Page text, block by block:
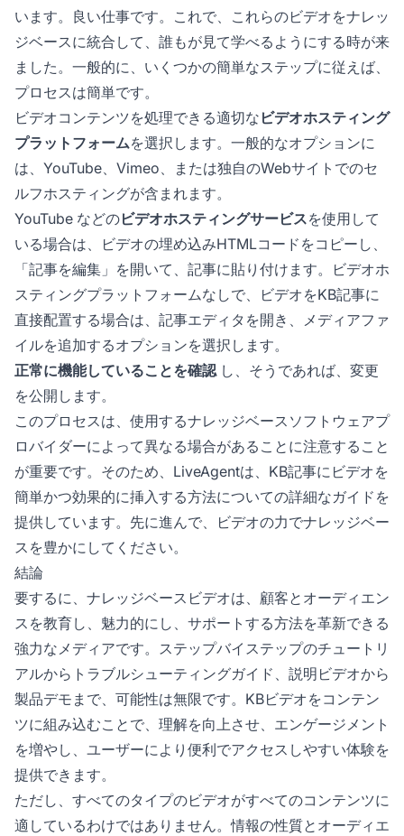
います。良い仕事です。これで、これらのビデオをナレッ
ジベースに統合して、誰もが見て学べるようにする時が来
ました。一般的に、いくつかの簡単なステップに従えば、
プロセスは簡単です。
ビデオコンテンツを処理できる適切な ビデオホスティング
プラットフォームを選択します。一般的なオプションに
は、YouTube、Vimeo、または独自のWebサイトでのセ
ルフホスティングが含まれます。
YouTube などのビデオホスティングサービスを使用して
いる場合は、ビデオの埋め込みHTMLコードをコピーし、
「記事を編集」を開いて、記事に貼り付けます。ビデオホ
スティングプラットフォームなしで、ビデオをKB記事に
直接配置する場合は、記事エディタを開き、メディアファ
イルを追加するオプションを選択します。
正常に機能していることを確認し、そうであれば、変更
を公開します。
このプロセスは、使用するナレッジベースソフトウェアプ
ロバイダーによって異なる場合があることに注意すること
が重要です。そのため、LiveAgentは、KB記事にビデオを
簡単かつ効果的に挿入する方法についての詳細なガイドを
提供しています。先に進んで、ビデオの力でナレッジベー
スを豊かにしてください。
結論
要するに、ナレッジベースビデオは、顧客とオーディエン
スを教育し、魅力的にし、サポートする方法を革新できる
強力なメディアです。ステップバイステップのチュートリ
アルからトラブルシューティングガイド、説明ビデオから
製品デモまで、可能性は無限です。KBビデオをコンテン
ツに組み込むことで、理解を向上させ、エンゲージメント
を増やし、ユーザーにより便利でアクセスしやすい体験を
提供できます。
ただし、すべてのタイプのビデオがすべてのコンテンツに
適しているわけではありません。情報の性質とオーディエ